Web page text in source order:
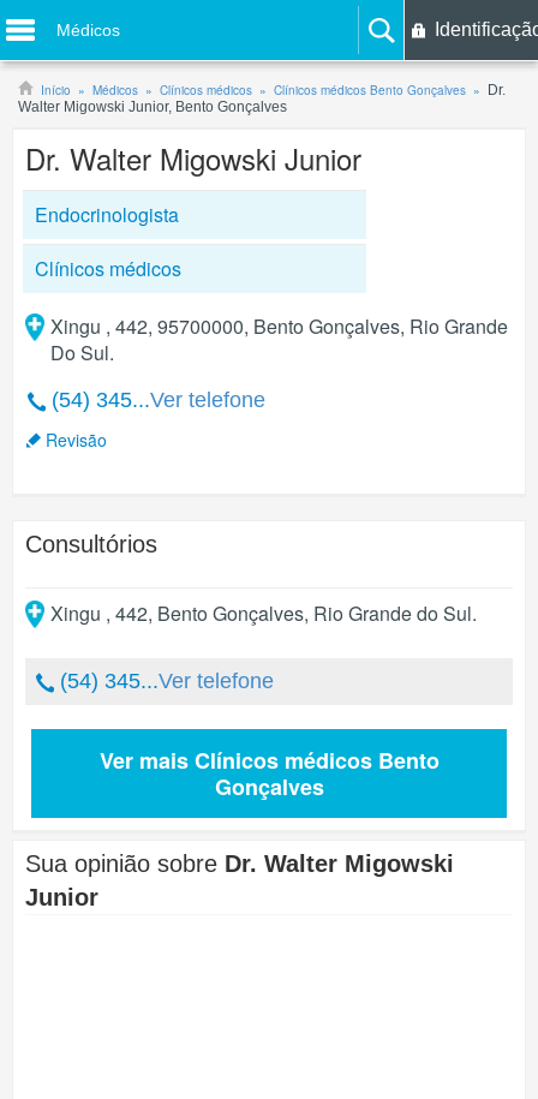
Médicos
Início Médicos Clínicos médicos Clínicos médicos Bento Gonçalves
Dr.
Walter Migowski Junior, Bento Gonçalves
Dr. Walter Migowski Junior
Endocrinologista
Clínicos médicos
Xingu , 442, 95700000, Bento Gonçalves, Rio Grande
Do Sul.
(54) 345...Ver telefone
Revisão
Consultórios
Xingu , 442, Bento Gonçalves, Rio Grande do Sul.
(54) 345...Ver telefone
Ver mais Clínicos médicos Bento
Gonçalves
Sua opinião sobre Dr. Walter Migowski
Junior